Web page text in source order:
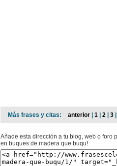
Más frases y citas: anterior 1 2 3
Añade esta dirección a tu blog, web o foro
en buques de madera que buqu!